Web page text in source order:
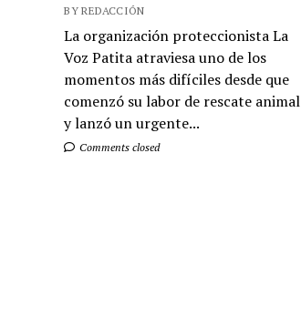
BY REDACCIÓN
La organización proteccionista La
Voz Patita atraviesa uno de los
momentos más difíciles desde que
comenzó su labor de rescate animal
y lanzó un urgente...
Comments closed